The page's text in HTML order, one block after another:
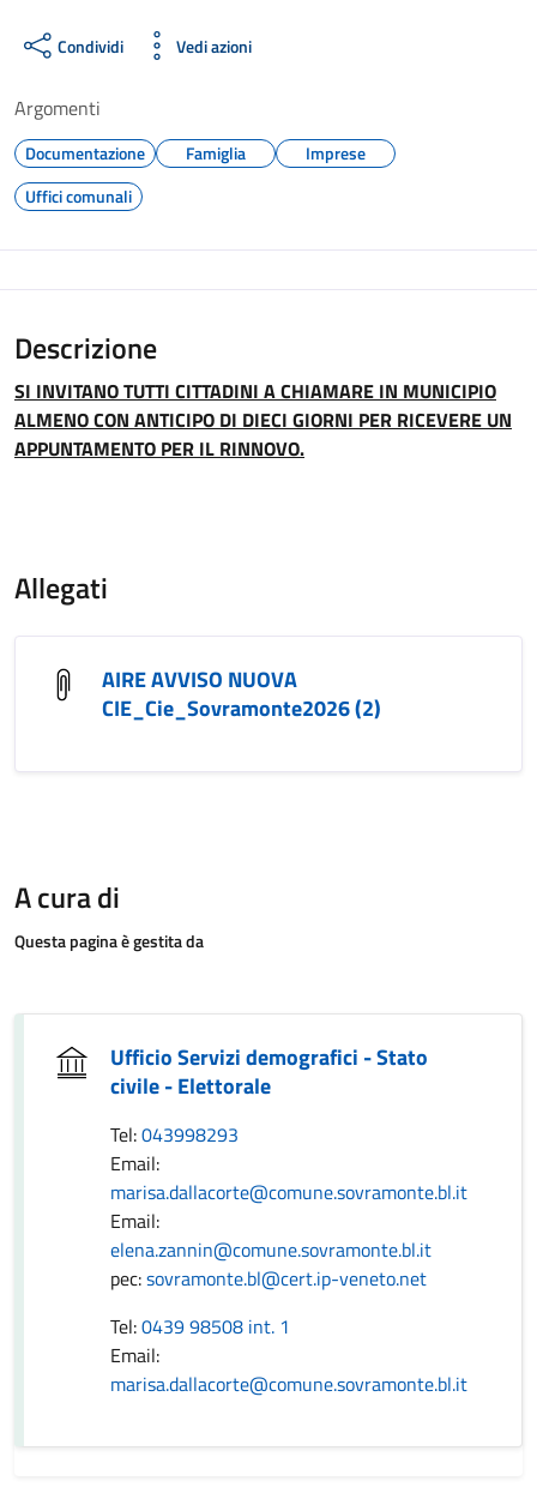
Condividi Vedi azioni
Argomenti
Documentazione Famiglia
Imprese
Uffici comunali
Descrizione
SI INVITANO TUTTI CITTADINI A CHIAMARE IN MUNICIPIO
ALMENO CON ANTICIPO DI DIECI GIORNI PER RICEVERE UN
APPUNTAMENTO PER IL RINNOVO.
Allegati
AIRE AVVISO NUOVA
CIE_Cie_Sovramonte2026 (2)
A cura di
Questa pagina è gestita da
Ufficio Servizi demografici - Stato
civile - Elettorale
Tel:043998293
Email:
marisa.dallacorte@comune.sovramonte.bl.it
Email:
elena.zannin@comune.sovramonte.bl.it
pec:sovramonte.bl@cert.ip-veneto.net
Tel:0439 98508 int. 1
Email:
marisa.dallacorte@comune.sovramonte.bl.it